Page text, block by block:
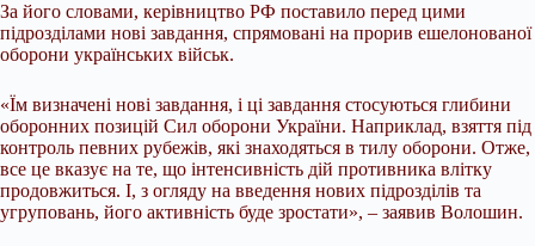
За його словами, керівництво РФ поставило перед цими
підрозділами нові завдання, спрямовані на прорив ешелонованої
оборони українських військ.
«Їм визначені нові завдання, і ці завдання стосуються глибини
оборонних позицій Сил оборони України. Наприклад, взяття під
контроль певних рубежів, які знаходяться в тилу оборони. Отже,
все це вказує на те, що інтенсивність дій противника влітку
продовжиться. І, з огляду на введення нових підрозділів та
угруповань, його активність буде зростати», – заявив Волошин.